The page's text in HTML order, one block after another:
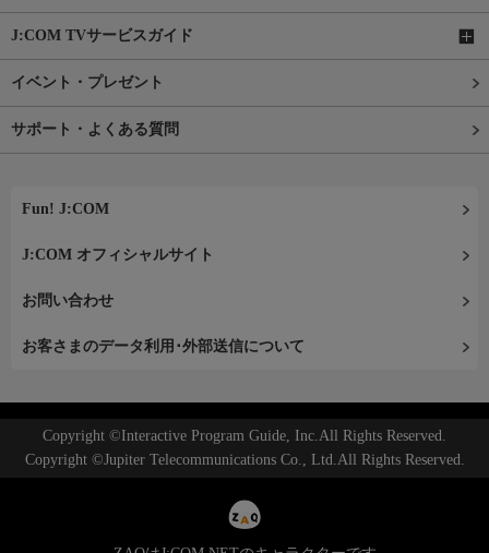
J:COM TVサービスガイド
イベント・プレゼント
サポート・よくある質問
Fun! J:COM
J:COM オフィシャルサイト
お問い合わせ
お客さまのデータ利用･外部送信について
Copyright ©Interactive Program Guide, Inc.All Rights Reserved.
Copyright ©Jupiter Telecommunications Co., Ltd.All Rights Reserved.